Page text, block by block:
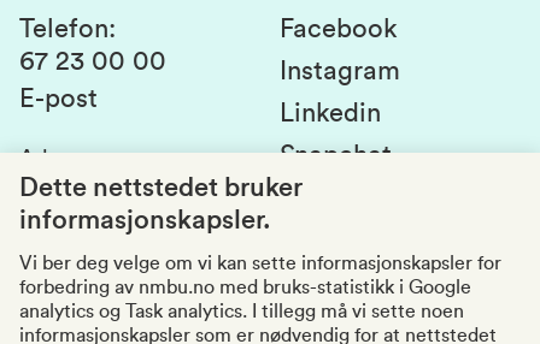
Kontakt oss
Studier og emner
Studenttinget
Si fra om avvik
Kvalitet i utdanningen
Telefon:
67 23 00 00
E-post
Adresse:
Postboks 5003
1432 Ås
Organisasjonsnummer
969159570
Besøksadresser
Facebook
Instagram
Linkedin
Snapchat
Dette nettstedet bruker
informasjonskapsler.
Vi ber deg velge om vi kan sette informasjonskapsler for
forbedring av nmbu.no med bruks-statistikk i Google
analytics og Task analytics. I tillegg må vi sette noen
informasjonskapsler som er nødvendig for at nettstedet